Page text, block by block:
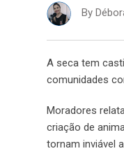
By
A seca tem
comunidades
Moradores
criação de
tornam inviável